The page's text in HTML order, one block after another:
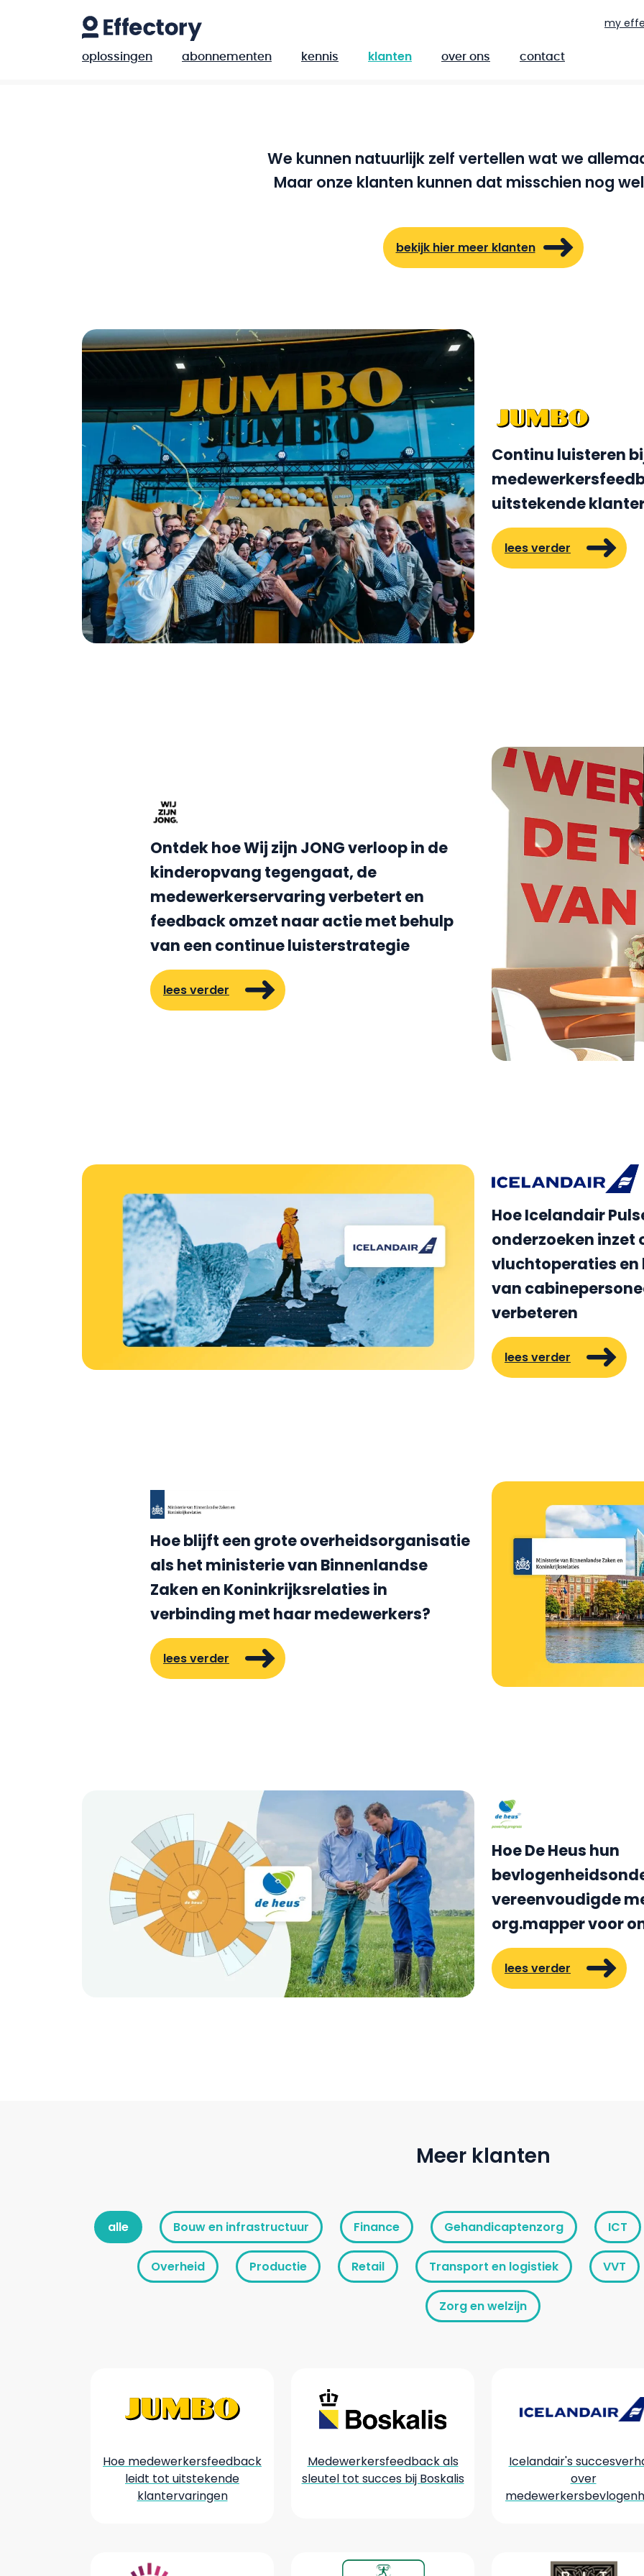
my
oplossingen abonnementen kennis klanten over ons contact
We kunnen natuurlijk zelf vertellen wat we
Maar onze klanten kunnen dat misschien nog
bekijk hier meer klanten
Continu luisteren
uitstekende
lees verder
Ontdek hoe Wij zijn JONG verloop in de
kinderopvang tegengaat, de
medewerkerservaring verbetert en
feedback omzet naar actie met behulp
van een continue luisterstrategie
lees verder
Hoe Icelandair
onderzoeken inzet
vluchtoperaties en
van
verbeteren
lees verder
Hoe blijft een grote overheidsorganisatie
als het ministerie van Binnenlandse
Zaken en Koninkrijksrelaties in
verbinding met haar medewerkers?
lees verder
Hoe De Heus hun
vereenvoudigde
org.mapper voor
lees verder
Meer klanten
alle Bouw en infrastructuur Finance Gehandicaptenzorg ICT
Overheid Productie Retail Transport en logistiek VVT
Zorg en welzijn
Hoe medewerkersfeedback
leidt tot uitstekende
klantervaringen
Medewerkersfeedback als
sleutel tot succes bij Boskalis
Icelandair's
over